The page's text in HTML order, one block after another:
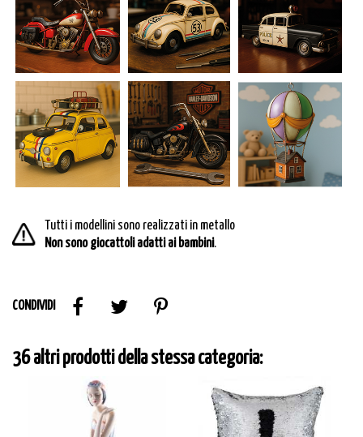
Tutti i modellini sono realizzati in metallo
Non sono giocattoli adatti ai bambini.
CONDIVIDI
36 altri prodotti della stessa categoria: